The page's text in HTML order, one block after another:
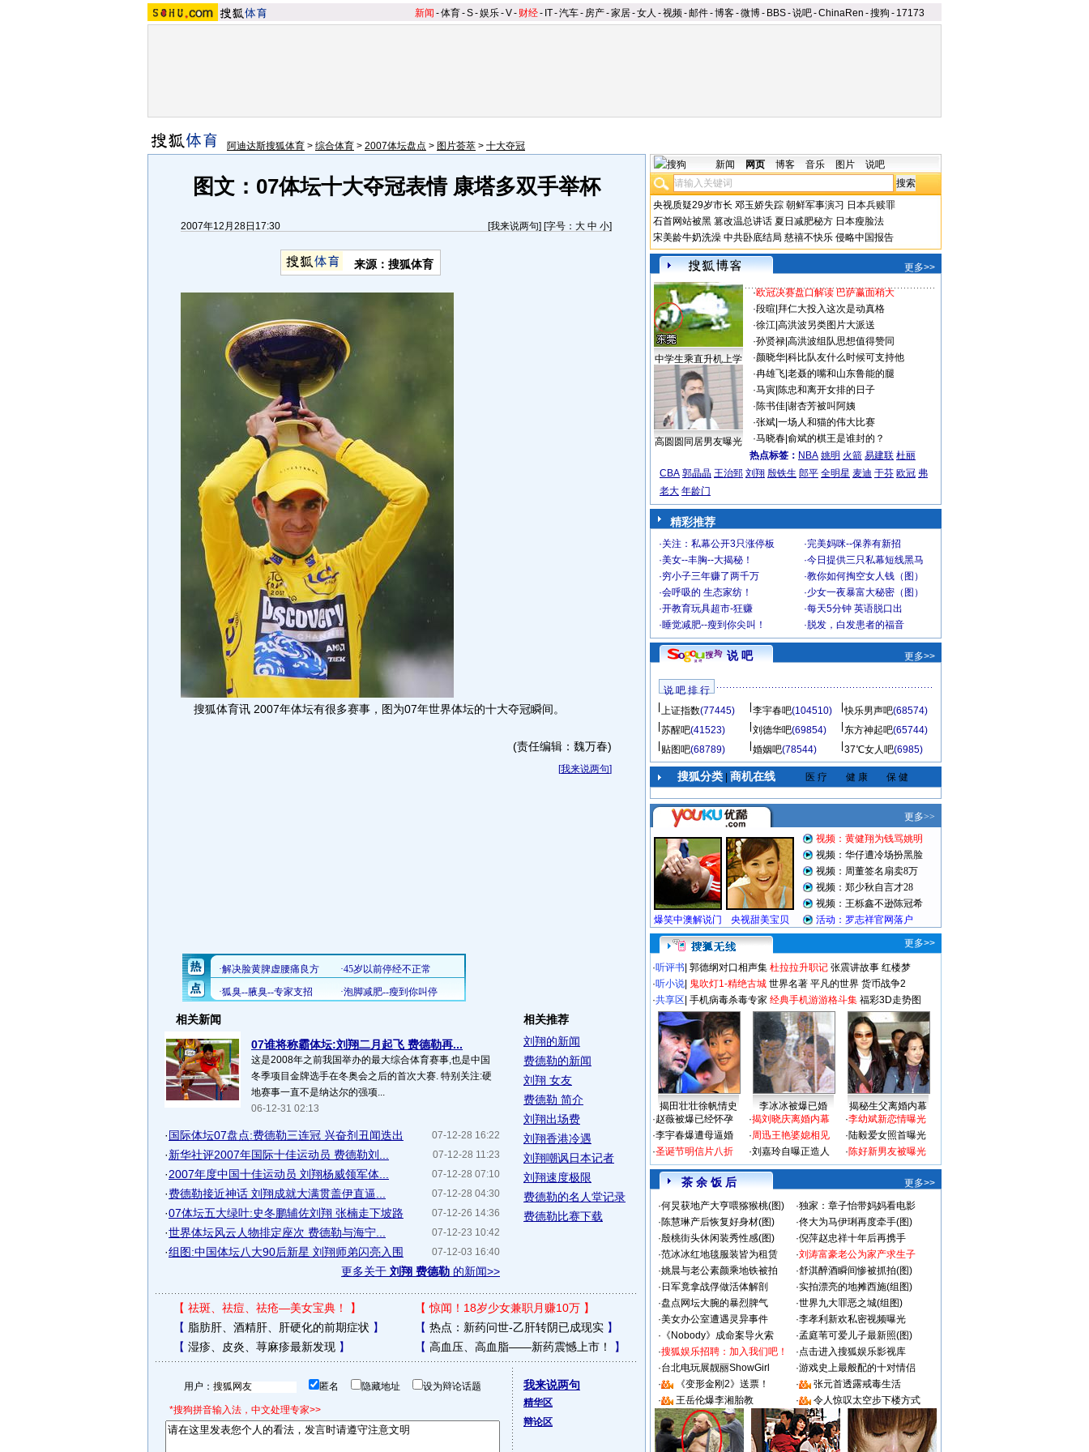
新闻 -体育-S-娱乐-V- 财经- IT-汽车- 房产-家居-女人 -视频-邮件-博客-微博- BBS-说吧-ChinaRen -搜狗 - 17173
阿迪达斯搜狐体育 > 综合体育 > 2007体坛盘点 > 图片荟萃 > 十大夺冠
图文：07体坛十大夺冠表情 康塔多双手举杯
2007年12月28日17:30 [我来说两句] [字号： 大 中 小]
来源：搜狐体育
搜狐体育讯 2007年体坛有很多赛事，图为07年世界体坛的十大夺冠瞬间。
(责任编辑：魏万春)
[我来说两句]
相关新闻
07谁将称霸体坛:刘翔二月起飞 费德勒再...
这是2008年之前我国举办的最大综合体育赛事,也是中国
冬季项目金牌选手在冬奥会之后的首次大赛. 特别关注:硬
地赛事一直不是纳达尔的强项...
06-12-31 02:13
07-12-28 16:22
·国际体坛07盘点:费德勒三连冠 兴奋剂丑闻迭出
07-12-28 11:23
·新华社评2007年国际十佳运动员 费德勒刘...
07-12-28 07:10
·2007年度中国十佳运动员 刘翔杨威领军体...
07-12-28 04:30
·费德勒接近神话 刘翔成就大满贯盖伊直逼...
07-12-26 14:36
·07体坛五大绿叶:史冬鹏辅佐刘翔 张楠走下坡路
07-12-23 10:42
·世界体坛风云人物排定座次 费德勒与海宁...
07-12-03 16:40
·组图:中国体坛八大90后新星 刘翔师弟闪亮入围
更多关于 刘翔 费德勒 的新闻>>
相关推荐
刘翔的新闻
费德勒的新闻
刘翔 女友
费德勒 简介
刘翔出场费
刘翔香港冷遇
刘翔嘲讽日本记者
刘翔速度极限
费德勒的名人堂记录
费德勒比赛下载
【 祛斑、祛痘、祛疮—美女宝典！ 】 【惊闻！18岁少女兼职月赚10万】
【 脂肪肝、酒精肝、肝硬化的前期症状 】 【 热点：新药问世-乙肝转阴已成现实】
【 湿疹、皮炎、荨麻疹最新发现】 【 高血压、高血脂——新药震憾上市！ 】
用户： 匿名 隐藏地址 设为辩论话题
*搜狗拼音输入法，中文处理专家>>
我来说两句
精华区
辩论区
新闻 网页 博客 音乐 图片 说吧
央视质疑29岁市长 邓玉娇失踪 朝鲜军事演习 日本兵赎罪
石首网站被黑 篡改温总讲话 夏日减肥秘方 日本瘦脸法
宋美龄牛奶洗澡 中共卧底结局 慈禧不快乐 侵略中国报告
更多>>
中学生乘直升机上学
高圆圆同居男友曝光
·欧冠决赛盘口解读 巴萨赢面稍大
·段暄 拜仁大投入这次是动真格
·徐江| 高洪波另类图片大派送
·孙贤禄| 高洪波组队思想值得赞同
·颜晓华| 科比队友什么时候可支持他
·冉雄飞| 老聂的嘴和山东鲁能的腿
·马寅| 陈忠和离开女排的日子
·陈书佳| 谢杏芳被叫阿姨
·张斌| 一场人和猫的伟大比赛
·马晓春| 俞斌的棋王是谁封的？
热点标签： NBA 姚明 火箭 易建联 杜丽
CBA 郭晶晶 王治郅 刘翔 殷铁生 郎平 全明星 麦迪 于芬 欧冠 弗
老大 年龄门
精彩推荐
·关注：私幕公开3只涨停板 ·完美妈咪--保养有新招
·美女--丰胸--大揭秘！ ·今日提供三只私幕短线黑马
·穷小子三年赚了两千万 ·教你如何掏空女人钱（图）
·会呼吸的 生态家纺！ ·少女一夜暴富大秘密（图）
·开教育玩具超市-狂赚 ·每天5分钟 英语脱口出
·睡觉减肥--瘦到你尖叫！ · 脱发，白发患者的福音
说 吧 更多>>
说 吧 排 行
上证指数(77445) 李宇春吧(104510) 快乐男声吧(68574)
苏醒吧(41523) 刘德华吧(69854) 东方神起吧(65744)
贴图吧(68789) 婚姻吧(78544) 37℃女人吧(6985)
搜狐分类| 商机在线 医 疗 健 康 保 健
更多>>
·听评书 郭德纲对口相声集 杜拉拉升职记 张震讲故事 红楼梦
·听小说 鬼吹灯1-精绝古城 世界名著 平凡的世界 货币战争2
·共享区 手机病毒杀毒专家 经典手机游游格斗集 福彩3D走势图
揭田壮壮徐帆情史 李冰冰被爆已婚
揭秘生父离婚内幕
·赵薇被爆已经怀孕
·李宇春爆遭母逼婚
·圣诞节明信片八折
·揭刘晓庆离婚内幕
·周迅王艳婆媳相见
·刘嘉玲自曝正造人
·李幼斌新恋情曝光
·陆毅爱女照首曝光
·陈好新男友被曝光
茶 余 饭 后
更多>>
·何炅获地产大亨喂猕猴桃(图) ·独家：章子怡带妈妈看电影
·陈慧琳产后恢复好身材(图) ·佟大为马伊琍再度牵手(图)
·殷桃街头休闲装秀性感(图) ·倪萍赵忠祥十年后再携手
·范冰冰红地毯服装皆为租赁 ·刘涛富豪老公为家产求生子
·姚晨与老公素颜乘地铁被拍 ·舒淇醉酒瞬间惨被抓拍(图)
· 日军竟拿战俘做活体解剖 ·实拍漂亮的地摊西施(组图)
·盘点网坛大腕的暴烈脾气 ·世界九大罪恶之城(组图)
·美女办公室遭遇灵异事件 ·李孝利新欢私密视频曝光
· 《Nobody》成命案导火索 ·孟庭苇可爱儿子最新照(图)
·搜狐娱乐招聘：加入我们吧！ ·点击进入搜狐娱乐影视库
·台北电玩展靓丽ShowGirl ·游戏史上最般配的十对情侣
·
《变形金刚2》送票！ ·
张元首透露戒毒生活
·
王岳伦爆李湘胎教 · 令人惊叹太空步下楼方式